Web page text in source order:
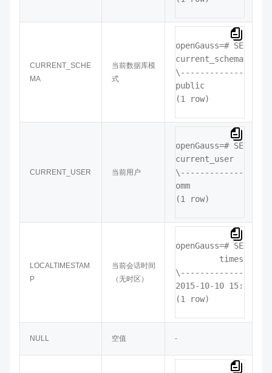
CURRENT_SCHE
MA
当前数据库模
式
openGauss=# SELECT
current_schema
\----------------
public
(1 row)
CURRENT_USER 当前用户
openGauss=# SELECT
current_user
omm
(1 row)
LOCALTIMESTAM
P
当前会话时间
（无时区）
openGauss=# SELECT
         timestamp
2015-10-10
(1 row)
NULL 空值 -